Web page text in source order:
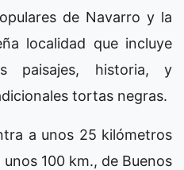
de Navarro y la
localidad que incluye
paisajes, historia, y
tortas negras.
a unos 25 kilómetros
100 km., de Buenos